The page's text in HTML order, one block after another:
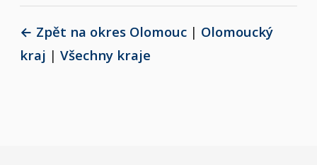
← Zpět na okres Olomouc | Olomoucký
kraj | Všechny kraje